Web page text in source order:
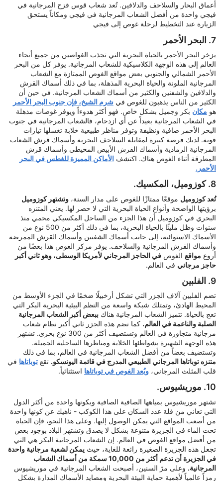
أعماق البحار والسلاحف والدلافين. تُعد شعاب قوس قزح المرجانية في
فيجي واحدة من أفضل الشعاب المرجانية في فيجي ومكاناً يستحق
الزيارة عند التخطيط لرحلة غوص إلى فيجي
7. البحر الأحمر
يزخر البحر الأحمر بالحياة البحرية التي تجذب الغواصين من جميع أنحاء
العالم إلى هذه الوجهة الكلاسيكية للشعاب المرجانية. يوفر كل من البحر
الأحمر الشمالي والجنوبي بعض مواقع الغوص الممتازة مع الشعاب
المرجانية الملونة والحياة البحرية المذهلة، بما في ذلك أسماك القرش
والدلافين والشفنين والكثير من أسماك الشعاب المرجانية. في حين أن
الكثير من الناس يذهبون للغوص في شرم الشيخ، فإن جنوب البحر الأحمر
هو مكان بكر وجميل بشكل خاص. فهو أكثر هدوءاً ويوفر غوصات مذهلة
في الشعاب المرجانية بعيداً عن أي ازدحام، فالشعاب المرجانية في جنوب
البحر الأحمر صافية ونظيفة وتوفر مناظر طبيعية خلابة تغسلها تيارات
قوية. لديك فرصة كبيرة لمقابلة السلاحف البحرية وأسماك قرش الشعاب
المرجانية الرمادية وأسماك القرش الأبيض المحيطي وأسماك قرش
المطرقة أثناء الغوص هناك. اكتشف الأماكن المميزة للغطس في البحر
الأحمر.
8. كوزوميل، المكسيك.
تُعد كوزوميل موقعًا ممتازًا للغوص على مدار السنة، وتشتهر كوزوميل
برؤيتها الواضحة وأنواع الحياة البحرية التي لا حصر لها. يعني المتنزه
البحري في كوزوميل أن هذا الجزء من الساحل المكسيكي محمي منذ
سنوات وظل مليئًا بالحياة البحرية، بما في ذلك أكثر من 500 نوع من
الأسماك الاستوائية، إلى جانب أسماك الشفنين وأسماك القرش الممرضة
وأسماك القرش المرجانية والسلاحف. يوفر مركز الغوص هذا بعضًا من
أروع مواقع الغوص في الحاجز المرجاني لأمريكا الوسطى، وهو ثاني أكبر
حاجز مرجاني في العالم.
9. الفلبين
تضم الفلبين آلاف الجزر التي تشكل أرخبيلًا ضخمًا في الجزء الأوسط من
المحيط الهادئ، وتمتلك شبكة واسعة من النظم البيئية البحرية البكر التي
تعج بالحياة. تتميز الشعاب المرجانية هناك ببعض أكبر الشعاب المرجانية
الصلبة والناعمة في العالم. كما تضم هذه الجزر ثاني أكبر نظام شعاب
مرجانية متجاورة في العالم وتستضيف أكثر من 300 نوع بحري. تشتهر
هذه الوجهة الشهيرة بشواطئها الخلابة ومناظرها الساحلية الجميلة.
وتستضيف بعضاً من أفضل الشعاب المرجانية في العالم، بما في ذلك
متنزه توباتاها المرجاني الطبيعي المدرج في قائمة اليونسكو. تقع توباتاها في
قلب المثلث المرجاني، ويُعد الغوص في توباتاها استثنائياً.
10. موريشيوس.
تشتهر موريشيوس بمياهها الصافية الصافية وبكونها واحدة من أكثر الدول
التي تعاني من قلة عدد السكان على هذا الكوكب - ناهيك عن كونها واحدة
من أصعب المواقع التي يمكن الوصول إليها. وعلى هذا النحو، فإن الحياة
تحت الماء في الجزيرة متنوعة بشكل لا يصدق وتشتهر البلاد بوجود بعض
من أفضل مواقع الغوص في العالم. إن الشعاب المرجانية البكر هي التي
تجعل هذه الجزيرة الصغيرة رائعة للغاية، حيث يمكن لشعبة مرجانية واحدة
في الجزيرة أن تدعم أكثر من 10,000 سمكة من أسماك الشعاب
المرجانية. وعلى مرّ السنين، أصبحت الشعاب المرجانية في موريشيوس
رمزاً عالمياً لأهمية حماية البيئة البحرية ومصايد الأسماك المدارة بشكل